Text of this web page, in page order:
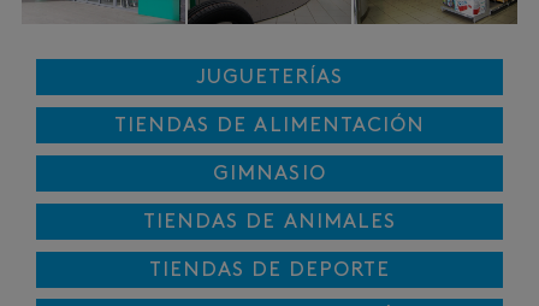
JUGUETERÍAS
TIENDAS DE ALIMENTACIÓN
GIMNASIO
TIENDAS DE ANIMALES
TIENDAS DE DEPORTE